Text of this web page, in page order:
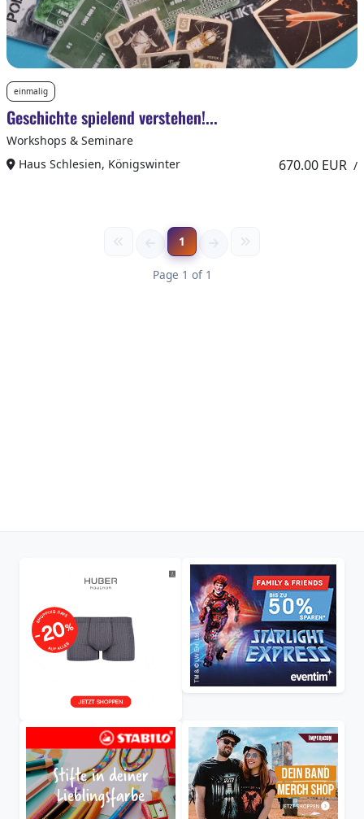
einmalig
Geschichte spielend verstehen!...
Workshops & Seminare
Haus Schlesien, Königswinter
670.00 EUR /
1
Page 1 of 1